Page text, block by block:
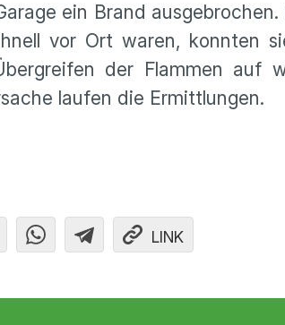
ein Brand
vor Ort waren, konnten
der Flammen auf
laufen die Ermittlungen.
LINK